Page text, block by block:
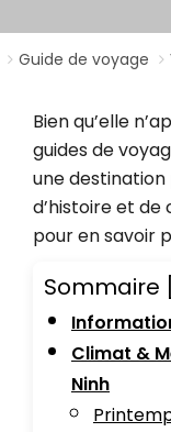
Guide de voyage
Bien qu’elle
guides de
une
d’histoire et de
pour en savoir
Sommaire
Climat &
Ninh